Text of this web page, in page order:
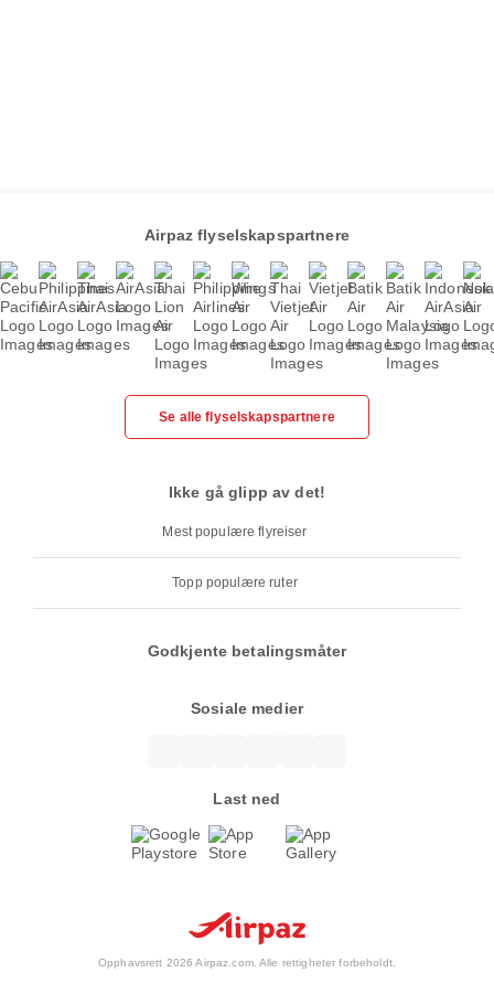
Airpaz flyselskapspartnere
Se alle flyselskapspartnere
Ikke gå glipp av det!
Mest populære flyreiser
Topp populære ruter
Godkjente betalingsmåter
Sosiale medier
Last ned
Opphavsrett 2026 Airpaz.com. Alle rettigheter forbeholdt.